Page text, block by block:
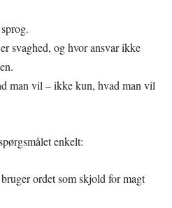
svaghed, og hvor ansvar ikke
man vil – ikke kun, hvad man vil
enkelt:
ordet som skjold for magt